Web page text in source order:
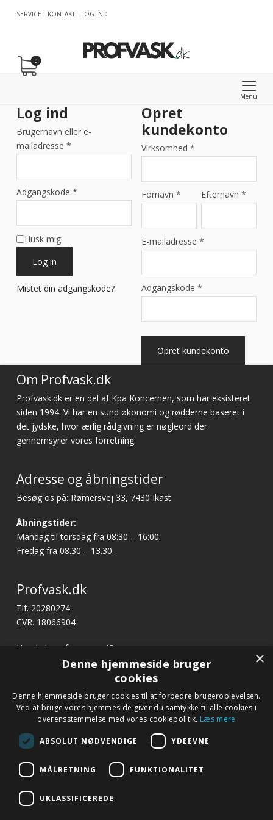
SERVICE KONTAKT LOG IND
Menu
0
Log ind
Brugernavn eller e-
mailadresse *
Adgangskode *
Husk mig
Log in
Mistet din adgangskode?
Opret
kundekonto
Virksomhed *
Fornavn * Efternavn*
E-mailadresse *
Adgangskode *
Opret kundekonto
Om Profvask.dk
Profvask.dk er en del af Kpa Koncernen, som har eksisteret
siden 1994. Vi har en sund økonomi og rødderne baseret i
det jydske, hvor ærlig rådgivning er nøgleord der
gennemsyrer vores forretning.
Adresse og åbningstider
Besøg os på: Rømersvej 33, 7430 Ikast
Åbningstider:
Mandag til torsdag fra 08:30 – 16:00.
Fredag fra 08.30 – 13.30.
Profvask.dk
Tlf. 20280274
CVR. 18066904
Har du brug for support?
profvask@kpa.dk
Hurtige links
Betingelser og garanti
Kontakt
Fagor.dk
Bliv ringet op
Ring til os på tlf. 20 28 02 74 eller notér dit nummer
nedenfor, så kontakter vi dig.
Navn *
Telefon *
×
Denne hjemmeside bruger
cookies
Denne hjemmeside bruger cookies til at forbedre brugeroplevelsen.
Ved at bruge vores hjemmeside giver du samtykke til alle cookies i
overensstemmelse med vores cookiepolitik. Læs mere
ABSOLUT NØDVENDIGE YDEEVNE
MÅLRETNING FUNKTIONALITET
UKLASSIFICEREDE